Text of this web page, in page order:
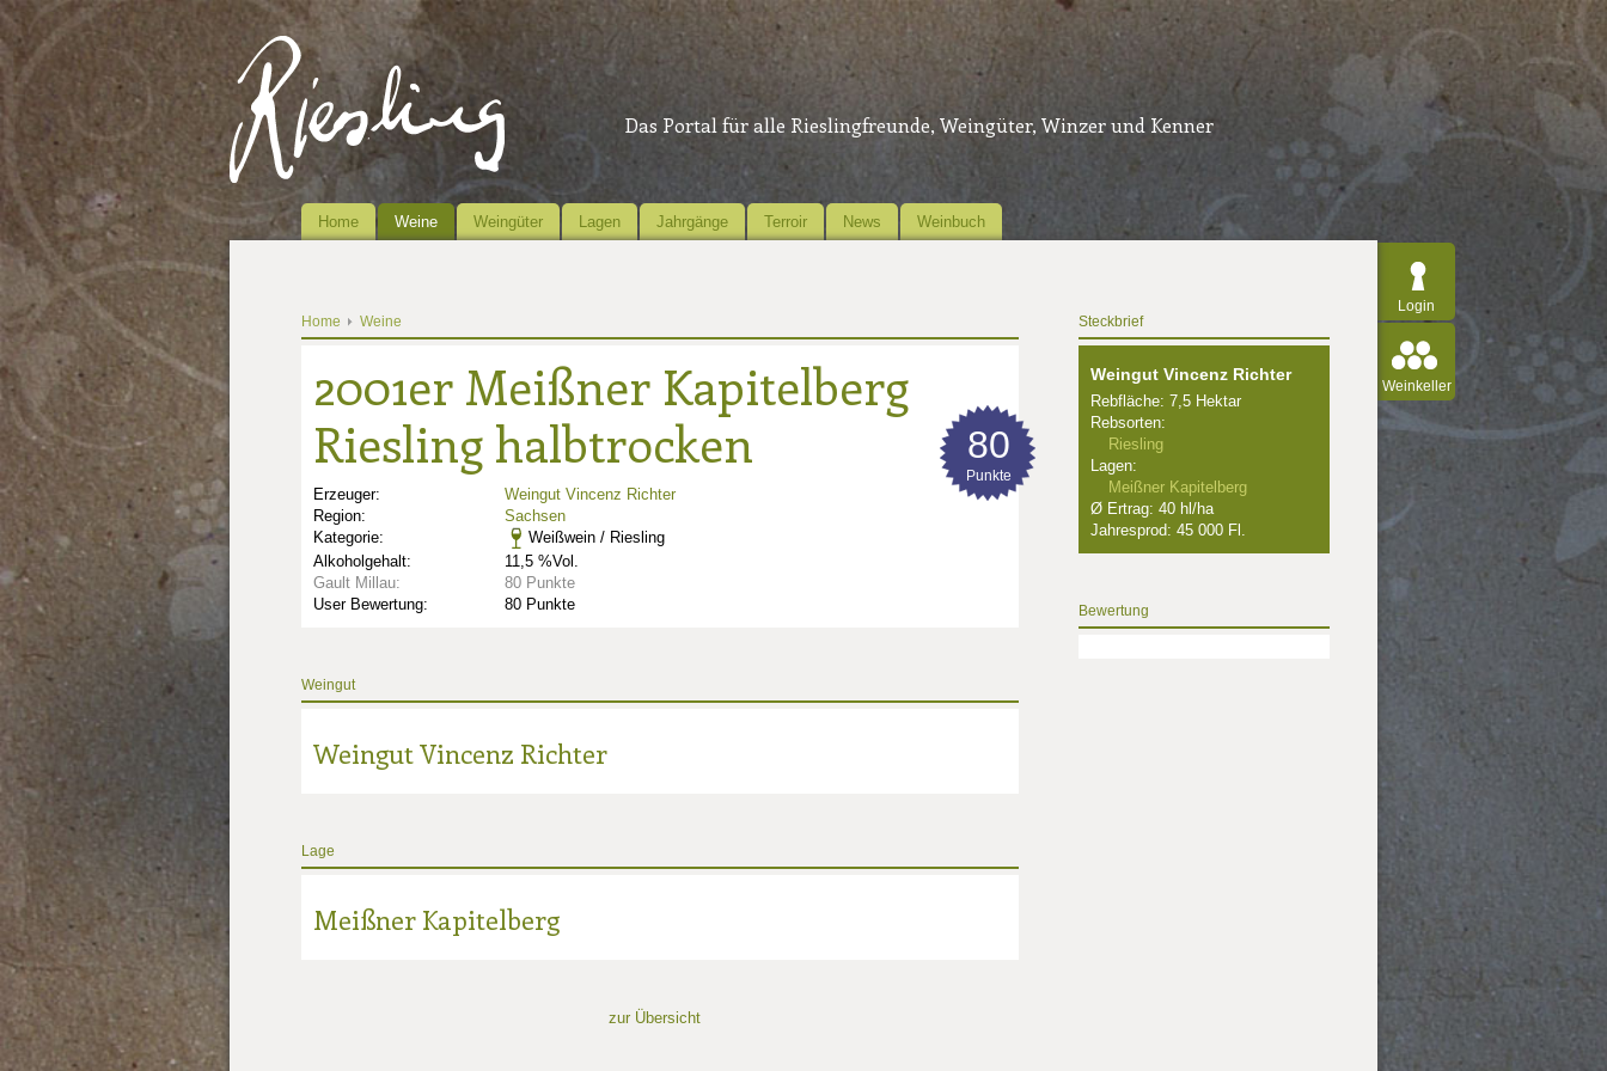
Das Portal für alle Rieslingfreunde, Weingüter, Winzer und Kenner
Home Weine Weingüter Lagen Jahrgänge Terroir News Weinbuch
Login
Weinkeller
Home Weine
2001er Meißner Kapitelberg
Riesling halbtrocken
Erzeuger:
Weingut Vincenz Richter
Region:
Sachsen
Kategorie:
Weißwein / Riesling
Alkoholgehalt:
11,5 %Vol.
Gault Millau:
80 Punkte
User Bewertung:
80 Punkte
80
Punkte
Weingut
Weingut Vincenz Richter
Lage
Meißner Kapitelberg
zur Übersicht
Steckbrief
Weingut Vincenz Richter
Rebfläche: 7,5 Hektar
Rebsorten:
Riesling
Lagen:
Meißner Kapitelberg
Ø Ertrag: 40 hl/ha
Jahresprod: 45 000 Fl.
Bewertung